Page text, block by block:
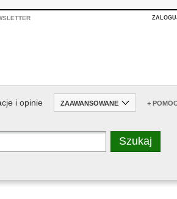
i opinie ZAAWANSOWANE +